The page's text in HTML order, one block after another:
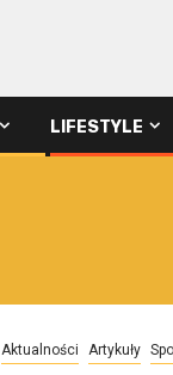
LIFESTYLE
Aktualności Artykuły